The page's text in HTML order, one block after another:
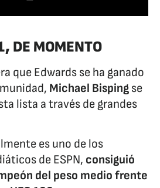
DE MOMENTO
que Edwards se ha ganado
Michael Bisping se
lista a través de grandes
es uno de los
de ESPN, consiguió
del peso medio frente